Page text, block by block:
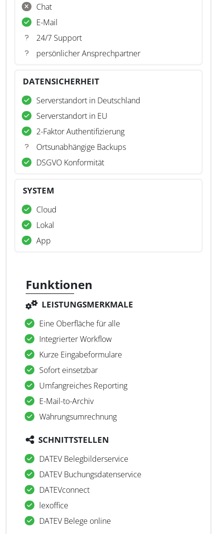
Chat
E-Mail
24/7 Support
persönlicher Ansprechpartner
DATENSICHERHEIT
Serverstandort in Deutschland
Serverstandort in EU
2-Faktor Authentifizierung
Ortsunabhängige Backups
DSGVO Konformität
SYSTEM
Cloud
Lokal
App
Funktionen
LEISTUNGSMERKMALE
Eine Oberfläche für alle
Integrierter Workflow
Kurze Eingabeformulare
Sofort einsetzbar
Umfangreiches Reporting
E-Mail-to-Archiv
Währungsumrechnung
SCHNITTSTELLEN
DATEV Belegbilderservice
DATEV Buchungsdatenservice
DATEVconnect
lexoffice
DATEV Belege online